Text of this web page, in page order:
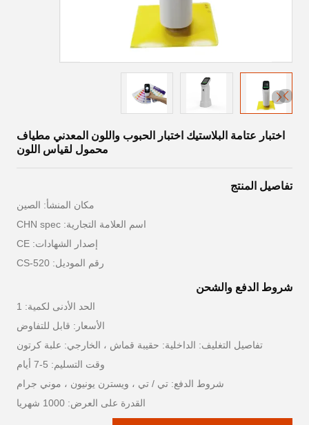
اختبار عتامة البلاستيك اختبار الحبوب واللون المعدني مطياف
محمول لقياس اللون
تفاصيل المنتج
مكان المنشأ: الصين
اسم العلامة التجارية: CHN spec
إصدار الشهادات: CE
رقم الموديل: CS-520
شروط الدفع والشحن
الحد الأدنى لكمية: 1
الأسعار: قابل للتفاوض
تفاصيل التغليف: الداخلية: حقيبة قماش ، الخارجي: علبة كرتون
وقت التسليم: 5-7 أيام
شروط الدفع: تي / تي ، ويسترن يونيون ، موني جرام
القدرة على العرض: 1000 شهريا